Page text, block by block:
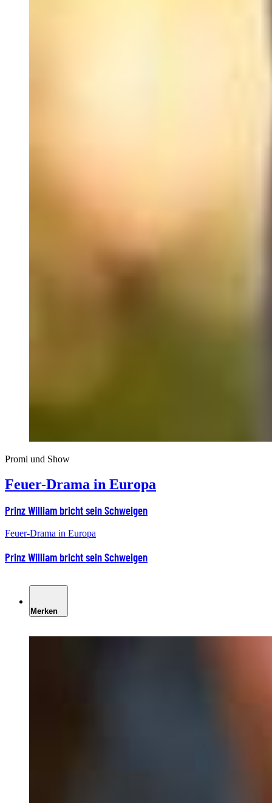
Promi und Show
Feuer-Drama in Europa
Prinz William bricht sein Schweigen
Feuer-Drama in Europa
Prinz William bricht sein Schweigen
Merken